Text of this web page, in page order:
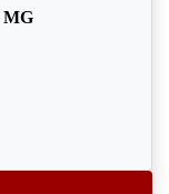
MG